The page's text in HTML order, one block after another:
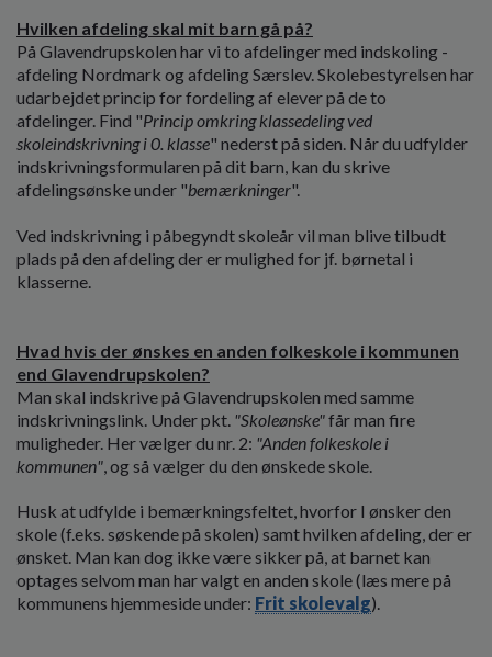
Hvilken afdeling skal mit barn gå på?
På Glavendrupskolen har vi to afdelinger med indskoling -
afdeling Nordmark og afdeling Særslev. Skolebestyrelsen har
udarbejdet princip for fordeling af elever på de to
afdelinger. Find "Princip omkring klassedeling ved
skoleindskrivning i 0. klasse" nederst på siden. Når du udfylder
indskrivningsformularen på dit barn, kan du skrive
afdelingsønske under "bemærkninger".
Ved indskrivning i påbegyndt skoleår vil man blive tilbudt
plads på den afdeling der er mulighed for jf. børnetal i
klasserne.
Hvad hvis der ønskes en anden folkeskole i kommunen
end Glavendrupskolen?
Man skal indskrive på Glavendrupskolen med samme
indskrivningslink. Under pkt. "Skoleønske"får man fire
muligheder. Her vælger du nr. 2: "Anden folkeskole i
kommunen", og så vælger du den ønskede skole.
Husk at udfylde i bemærkningsfeltet, hvorfor I ønsker den
skole (f.eks. søskende på skolen) samt hvilken afdeling, der er
ønsket. Man kan dog ikke være sikker på, at barnet kan
optages selvom man har valgt en anden skole (læs mere på
kommunens hjemmeside under: Frit skolevalg).